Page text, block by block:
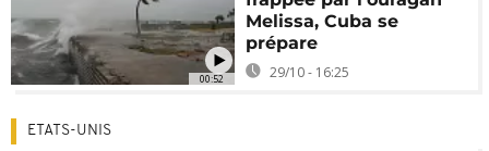
00:52
Melissa, Cuba se
prépare
29/10 - 16:25
ETATS-UNIS